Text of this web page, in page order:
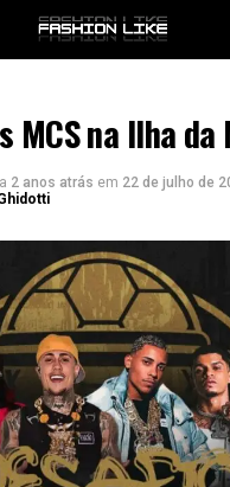
MCS na Ilha da
2 anos atrás em 22 de julho de